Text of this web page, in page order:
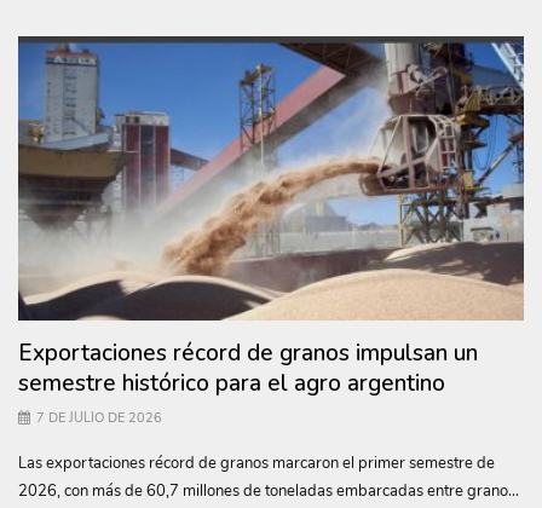
Exportaciones récord de granos impulsan un
semestre histórico para el agro argentino
7 DE JULIO DE 2026
Las exportaciones récord de granos marcaron el primer semestre de
2026, con más de 60,7 millones de toneladas embarcadas entre grano...